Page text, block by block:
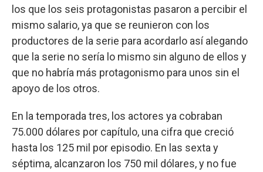
los que los seis protagonistas pasaron a percibir el
mismo salario, ya que se reunieron con los
productores de la serie para acordarlo así alegando
que la serie no sería lo mismo sin alguno de ellos y
que no habría más protagonismo para unos sin el
apoyo de los otros.
En la temporada tres, los actores ya cobraban
75.000 dólares por capítulo, una cifra que creció
hasta los 125 mil por episodio. En las sexta y
séptima, alcanzaron los 750 mil dólares, y no fue